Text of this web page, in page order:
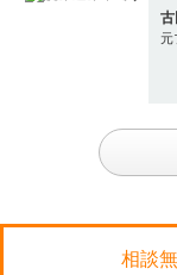
元
相談